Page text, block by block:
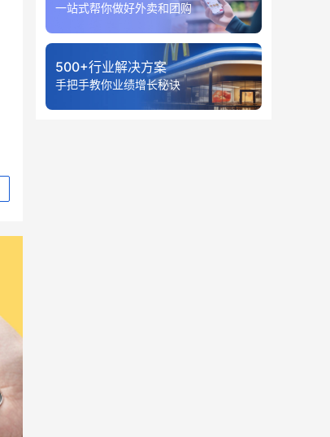
一站式帮你做好外卖和团购
500+行业解决方案
手把手教你业绩增长秘诀